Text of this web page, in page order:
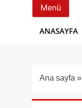
Menü
ANASAYFA
Ana sayfa »